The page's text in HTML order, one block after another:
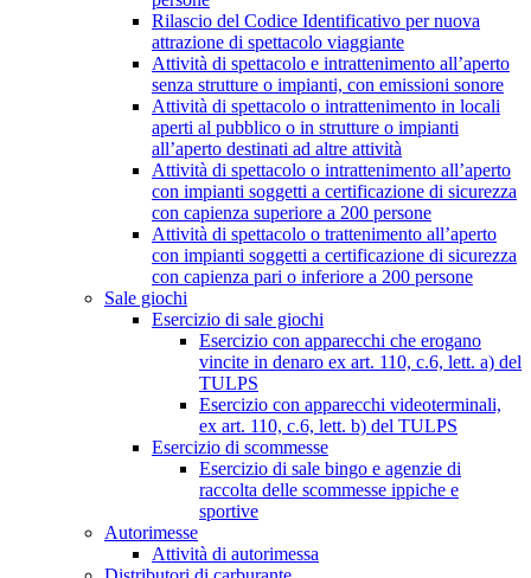
Rilascio del Codice Identificativo per nuova
attrazione di spettacolo viaggiante
Attività di spettacolo e intrattenimento all’aperto
senza strutture o impianti, con emissioni sonore
Attività di spettacolo o intrattenimento in locali
aperti al pubblico o in strutture o impianti
all’aperto destinati ad altre attività
Attività di spettacolo o intrattenimento all’aperto
con impianti soggetti a certificazione di sicurezza
con capienza superiore a 200 persone
Attività di spettacolo o trattenimento all’aperto
con impianti soggetti a certificazione di sicurezza
con capienza pari o inferiore a 200 persone
Sale giochi
Esercizio di sale giochi
Esercizio con apparecchi che erogano
vincite in denaro ex art. 110, c.6, lett. a) del
TULPS
Esercizio con apparecchi videoterminali,
ex art. 110, c.6, lett. b) del TULPS
Esercizio di scommesse
Esercizio di sale bingo e agenzie di
raccolta delle scommesse ippiche e
sportive
Autorimesse
Attività di autorimessa